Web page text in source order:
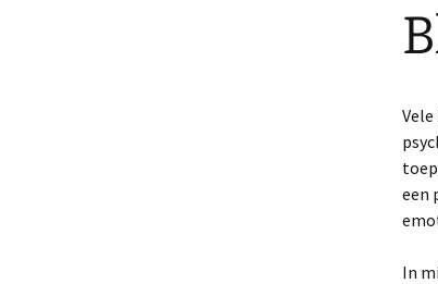
een
In